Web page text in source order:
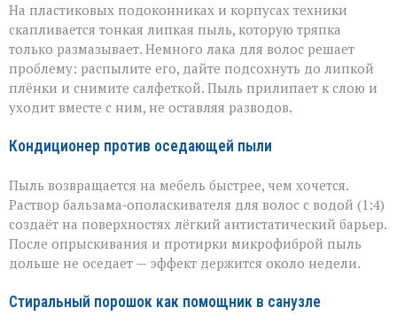
На пластиковых подоконниках и корпусах техники
скапливается тонкая липкая пыль, которую тряпка
только размазывает. Немного лака для волос решает
проблему: распылите его, дайте подсохнуть до липкой
плёнки и снимите салфеткой. Пыль прилипает к слою и
уходит вместе с ним, не оставляя разводов.
Кондиционер против оседающей пыли
Пыль возвращается на мебель быстрее, чем хочется.
Раствор бальзама‑ополаскивателя для волос с водой (1:4)
создаёт на поверхностях лёгкий антистатический барьер.
После опрыскивания и протирки микрофиброй пыль
дольше не оседает — эффект держится около недели.
Стиральный порошок как помощник в санузле